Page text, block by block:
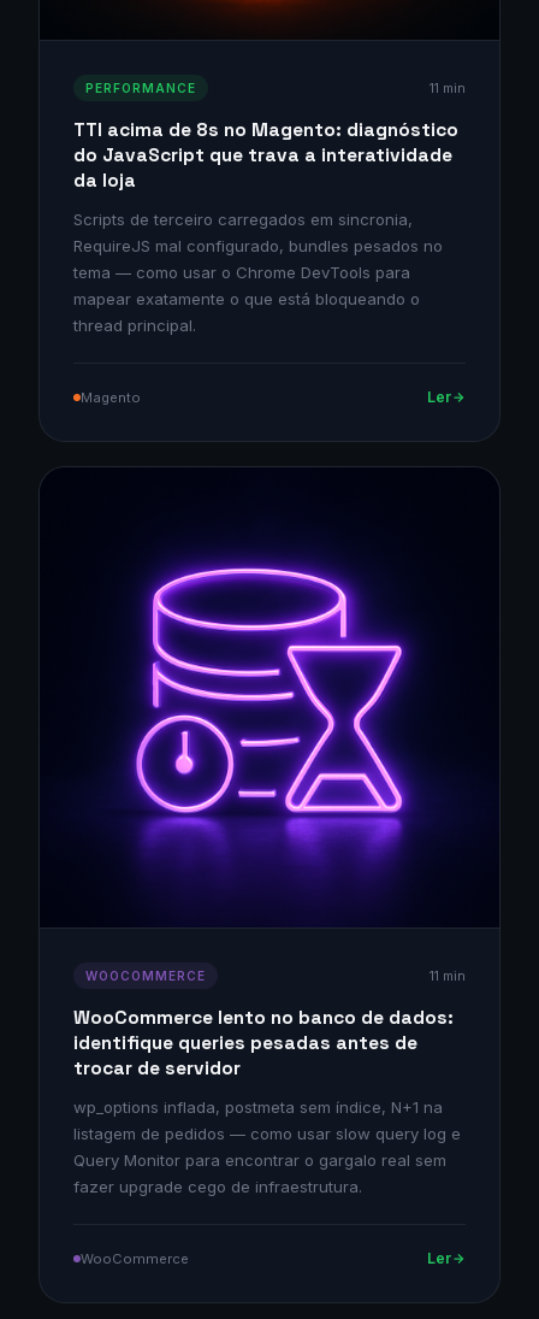
PERFORMANCE 11 min
TTI acima de 8s no Magento: diagnóstico
do JavaScript que trava a interatividade
da loja
Scripts de terceiro carregados em sincronia,
RequireJS mal configurado, bundles pesados no
tema — como usar o Chrome DevTools para
mapear exatamente o que está bloqueando o
thread principal.
Magento Ler
WOOCOMMERCE 11 min
WooCommerce lento no banco de dados:
identifique queries pesadas antes de
trocar de servidor
wp_options inflada, postmeta sem índice, N+1 na
listagem de pedidos — como usar slow query log e
Query Monitor para encontrar o gargalo real sem
fazer upgrade cego de infraestrutura.
WooCommerce Ler